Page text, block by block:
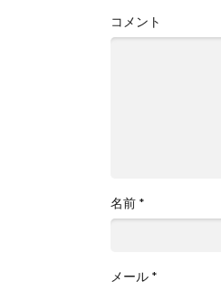
コメント
名前 *
メール *